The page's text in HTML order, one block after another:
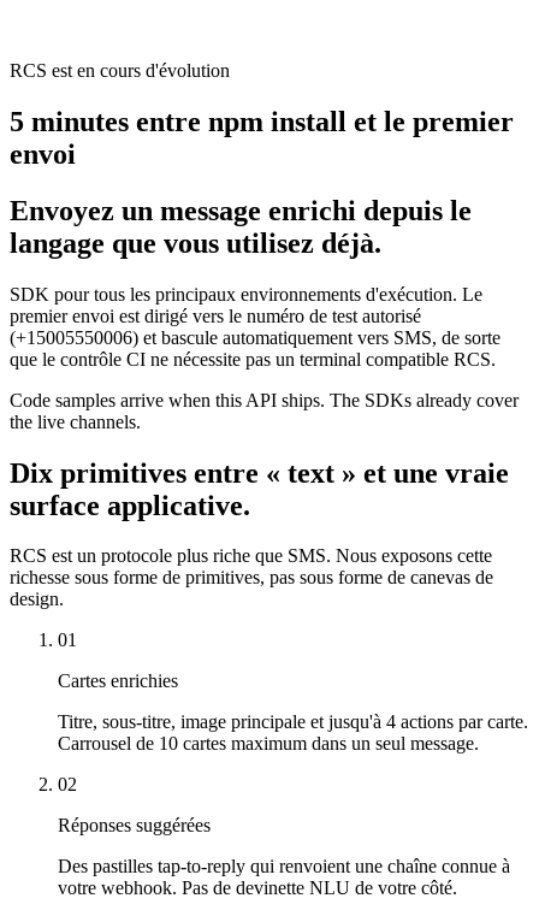
RCS est en cours d'évolution
5 minutes entre npm install et le premier
envoi
Envoyez un message enrichi depuis le
langage que vous utilisez déjà.
SDK pour tous les principaux environnements d'exécution. Le
premier envoi est dirigé vers le numéro de test autorisé
(+15005550006) et bascule automatiquement vers SMS, de sorte
que le contrôle CI ne nécessite pas un terminal compatible RCS.
Code samples arrive when this API ships. The SDKs already cover
the live channels.
Dix primitives entre « text » et une vraie
surface applicative.
RCS est un protocole plus riche que SMS. Nous exposons cette
richesse sous forme de primitives, pas sous forme de canevas de
design.
01
Cartes enrichies
Titre, sous-titre, image principale et jusqu'à 4 actions par carte.
Carrousel de 10 cartes maximum dans un seul message.
02
Réponses suggérées
Des pastilles tap-to-reply qui renvoient une chaîne connue à
votre webhook. Pas de devinette NLU de votre côté.